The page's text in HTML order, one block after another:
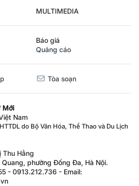
MULTIMEDIA
Báo giá
Quảng cáo
Tòa soạn
Mới
Nam
do Bộ Văn Hóa, Thể Thao và Du Lịch
Thu Hằng
phường Đống Đa, Hà Nội.
- 0913.212.736 - Email: